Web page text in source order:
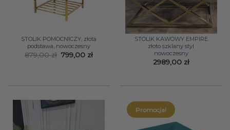
STOLIK POMOCNICZY, złota
podstawa, nowoczesny
879,00zł Pierwotna
cena
799,00 złAktualna
STOLIK KAWOWY EMPIRE
złoto szklany styl
nowoczesny
2989,00 zł
Promocja!